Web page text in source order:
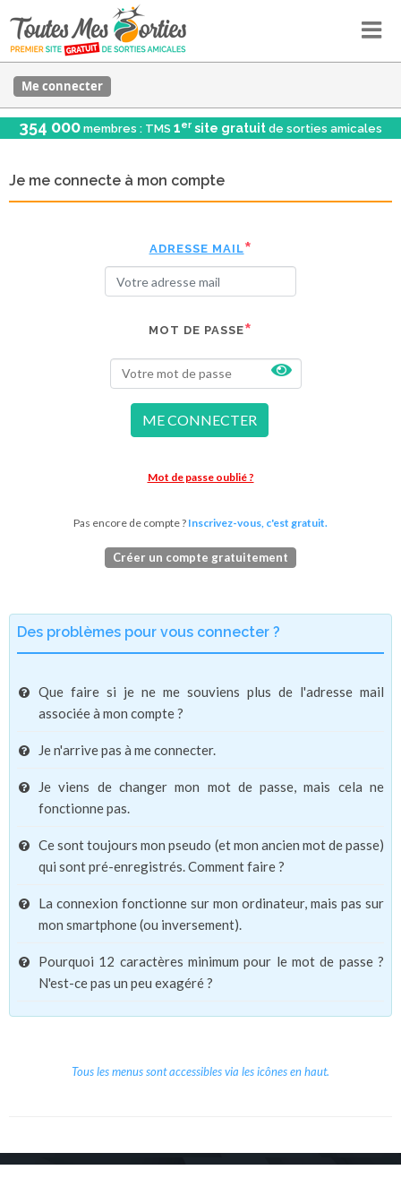
Me connecter
354 000 membres : TMS 1er site gratuit de sorties amicales
Je me connecte à mon compte
ADRESSE MAIL
MOT DE PASSE
ME CONNECTER
Mot de passe oublié ?
Pas encore de compte ? Inscrivez-vous, c'est gratuit.
Créer un compte gratuitement
Des problèmes pour vous connecter ?
Que faire si je ne me souviens plus de l'adresse mail
associée à mon compte ?
Je n'arrive pas à me connecter.
Je viens de changer mon mot de passe, mais cela ne
fonctionne pas.
Ce sont toujours mon pseudo (et mon ancien mot de passe)
qui sont pré-enregistrés. Comment faire ?
La connexion fonctionne sur mon ordinateur, mais pas sur
mon smartphone (ou inversement).
Pourquoi 12 caractères minimum pour le mot de passe ?
N'est-ce pas un peu exagéré ?
Tous les menus sont accessibles via les icônes en haut.